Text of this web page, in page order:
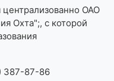
централизованно ОАО
Охта";, с которой
387-87-86